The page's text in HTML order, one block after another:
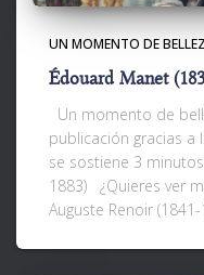
UN MOMENTO DE
Édouard Manet
Un momento de
publicación gracias a
se sostiene 3
1883) ¿Quieres ver
Auguste Renoir